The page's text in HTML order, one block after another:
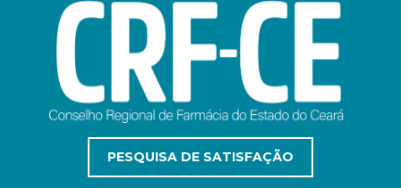
PESQUISA DE SATISFAÇÃO